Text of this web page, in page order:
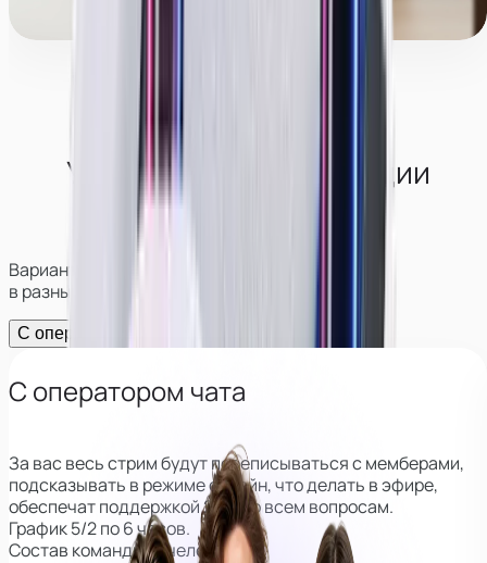
Условия работы в студии
в
Луганске
Варианты работы и возможности заработка
в разных форматах
С оператором
С оператором чата
За вас весь стрим будут переписываться с мемберами,
подсказывать в режиме онлайн, что делать в эфире,
обеспечат поддержкой 24/7 по всем вопросам.
График 5/2 по 6 часов.
Состав команды: 3 человека.